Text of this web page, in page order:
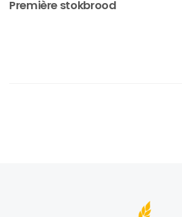
Première stokbrood